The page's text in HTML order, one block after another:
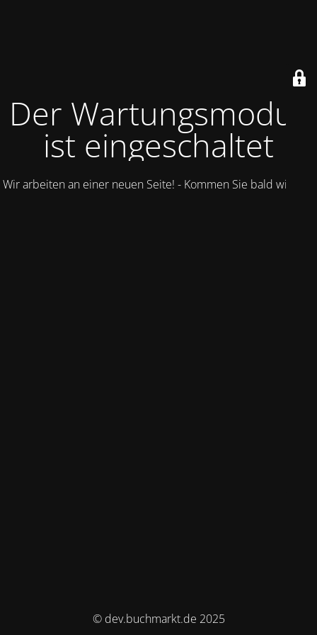
Der Wartungsmodus
ist eingeschaltet
Wir arbeiten an einer neuen Seite! - Kommen Sie bald wieder.
© dev.buchmarkt.de 2025